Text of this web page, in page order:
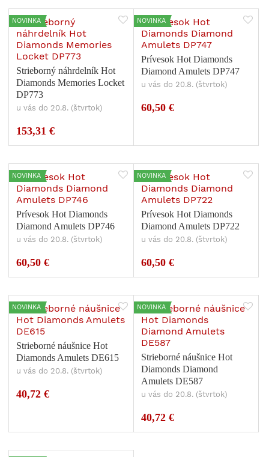
NOVINKA
Strieborný náhrdelník Hot
Diamonds Memories Locket
DP773
u vás do 20.8. (štvrtok)
153,31 €
NOVINKA
Prívesok Hot Diamonds
Diamond Amulets DP747
u vás do 20.8. (štvrtok)
60,50 €
NOVINKA
Prívesok Hot Diamonds
Diamond Amulets DP746
u vás do 20.8. (štvrtok)
60,50 €
NOVINKA
Prívesok Hot Diamonds
Diamond Amulets DP722
u vás do 20.8. (štvrtok)
60,50 €
NOVINKA
Strieborné náušnice Hot
Diamonds Amulets DE615
u vás do 20.8. (štvrtok)
40,72 €
NOVINKA
Strieborné náušnice Hot
Diamonds Diamond
Amulets DE587
u vás do 20.8. (štvrtok)
40,72 €